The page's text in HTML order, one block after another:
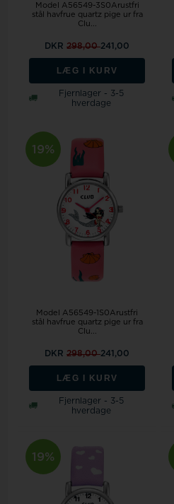
Model A56549-3S0Arustfri
stål havfrue quartz pige ur fra
Clu...
DKR298,00241,00
LÆG I KURV
Fjernlager - 3-5
hverdage
19%
Model A56549-1S0Arustfri
stål havfrue quartz pige ur fra
Clu...
DKR298,00241,00
LÆG I KURV
Fjernlager - 3-5
hverdage
19%